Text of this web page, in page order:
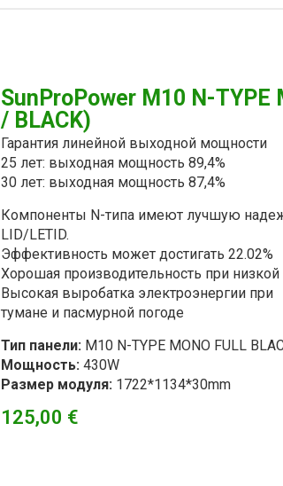
SunProPower M10 N-TYPE
/ BLACK)
Гарантия линейной выходной мощности
25 лет: выходная мощность 89,4%
30 лет: выходная мощность 87,4%
Компоненты N-типа имеют лучшую
LID/LETID.
Эффективность может достигать 22.02%
Хорошая производительность при
Высокая выробатка электроэнергии при
тумане и пасмурной погоде
Тип панели:M10 N-TYPE MONO FULL
Мощность:430W
Размер модуля:1722*1134*30mm
125,00 €